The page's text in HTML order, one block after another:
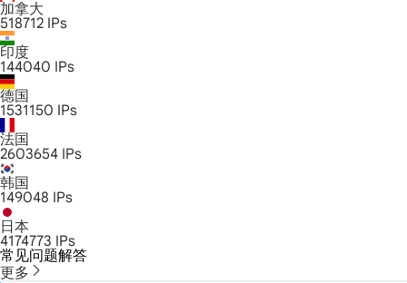
加拿大
518712 IPs
印度
144040 IPs
德国
1531150 IPs
法国
2603654 IPs
韩国
149048 IPs
日本
4174773 IPs
常见问题解答
更多